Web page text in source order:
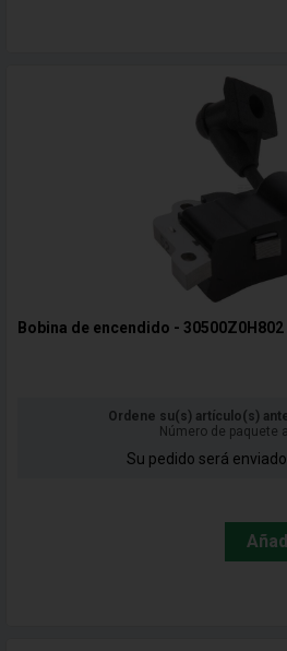
Bobina de encendido -
Ordene su(s) artículo(s)
Número de paquete
Su pedido será